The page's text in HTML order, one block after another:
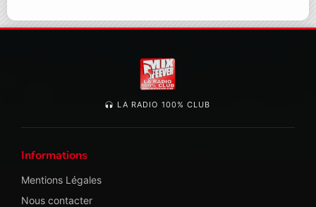
LA RADIO 100% CLUB
Informations
Mentions Légales
Nous contacter